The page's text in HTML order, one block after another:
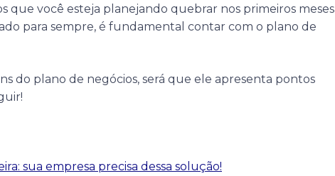
que você esteja planejando quebrar nos primeiros
para sempre, é fundamental contar com o plano de
do plano de negócios, será que ele apresenta pontos
sua empresa precisa dessa solução!